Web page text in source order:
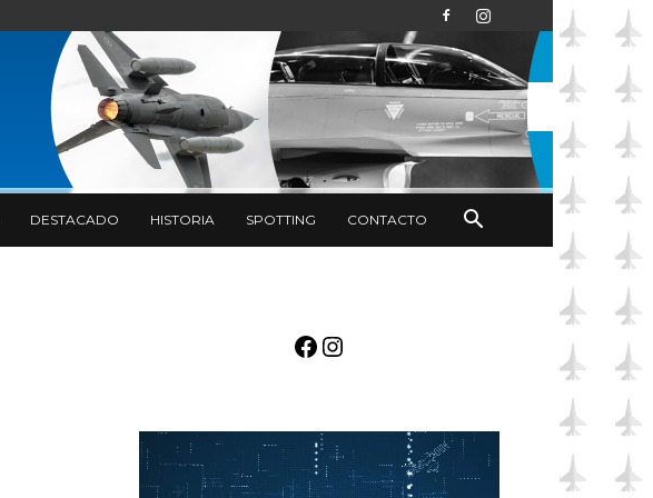
DESTACADO HISTORIA SPOTTING CONTACTO
Facebook
Instagram